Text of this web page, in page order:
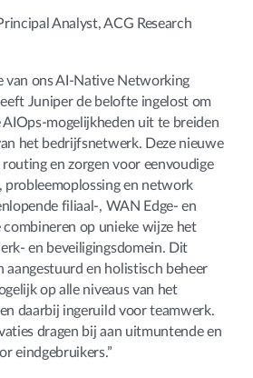
Analyst, ACG Research
van ons AI-Native Networking
Juniper de belofte ingelost om
mogelijkheden uit te breiden
het bedrijfsnetwerk. Deze nieuwe
en zorgen voor eenvoudige
probleemoplossing en network
filiaal-, WAN Edge- en
op unieke wijze het
en beveiligingsdomein. Dit
aangestuurd en holistisch beheer
op alle niveaus van het
daarbij ingeruild voor teamwerk.
dragen bij aan uitmuntende en
eindgebruikers.”